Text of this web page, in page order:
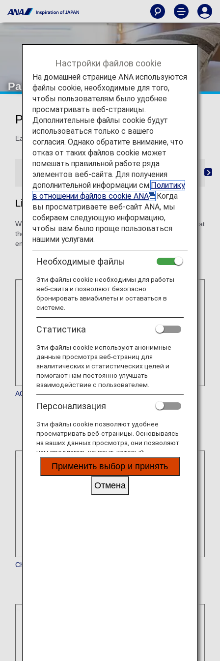
Partner Hotels
Partner Hotels
Earn miles when you stay at the following hotels.
List of Partner Hotels Mileage Registration
List of Partner Hotels
When making reservations, please confirm with the hotel that
they will honor mileage accrual. You may be required to
enroll in a hotel's membership program to qualify.
AQUA ASTON HOSPITALITY
* The service is currently temporarily suspended.
Chatrium Hotels & Residences
Настройки файлов cookie
На домашней странице ANA используются
файлы cookie, необходимые для того,
чтобы пользователям было удобнее
просматривать веб-страницы.
Дополнительные файлы cookie будут
использоваться только с вашего
согласия. Однако обратите внимание, что
отказ от таких файлов cookie может
помешать правильной работе ряда
элементов веб-сайта. Для получения
дополнительной информации см.Политику
в отношении файлов cookie ANA
.Когда
вы просматриваете веб-сайт ANA, мы
собираем следующую информацию,
чтобы вам было проще пользоваться
нашими услугами.
Необходимые файлы
Эти файлы cookie необходимы для работы
веб-сайта и позволяют безопасно
бронировать авиабилеты и оставаться в
системе.
Статистика
Эти файлы cookie используют анонимные
данные просмотра веб-страниц для
аналитических и статистических целей и
помогают нам постоянно улучшать
взаимодействие с пользователем.
Персонализация
Эти файлы cookie позволяют удобнее
просматривать веб-страницы. Основываясь
на ваших данных просмотра, они позволяют
нам предлагать контент, который
соответствует вашим личным интересам, в
виде веб-сайтов, электронной почты,
Применить выбор и принять
Отмена